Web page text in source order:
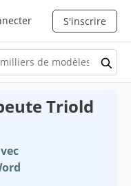
S'inscrire
Triold